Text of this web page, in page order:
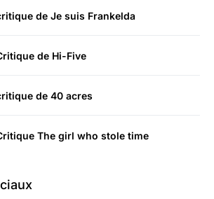
de Je suis Frankelda
de Hi-Five
de 40 acres
The girl who stole time